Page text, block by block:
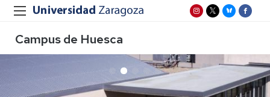
Campus de Huesca